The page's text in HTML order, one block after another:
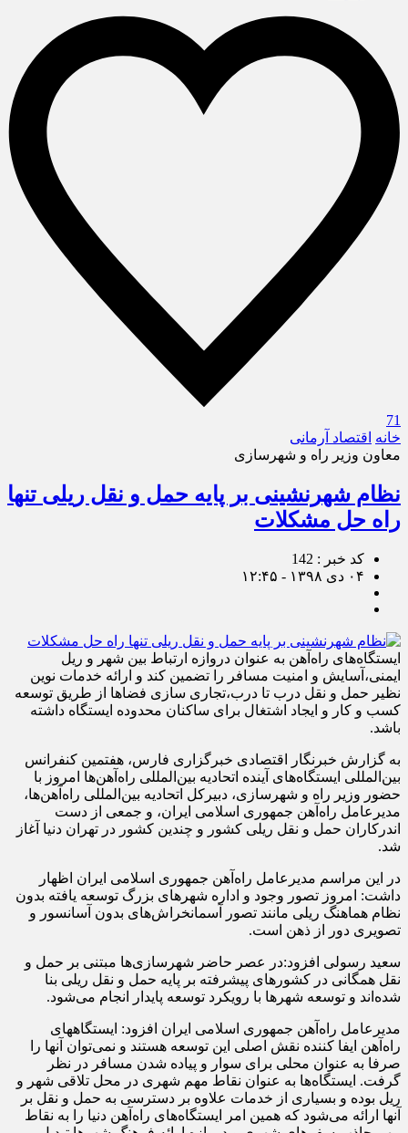
71
خانه اقتصاد آرمانی
معاون وزیر راه و شهرسازی
نظام شهرنشینی بر پایه حمل و نقل ریلی تنها
راه‌ حل مشکلات
کد خبر : 142
۰۴ دی ۱۳۹۸ - ۱۲:۴۵
ایستگاه‌های راه‌آهن به عنوان دروازه ارتباط بین شهر و ریل
ایمنی،‌آسایش و امنیت مسافر را تضمین کند و ارائه خدمات نوین
نظیر حمل و نقل درب تا درب،‌تجاری سازی فضاها از طریق توسعه
کسب و کار و ایجاد اشتغال برای ساکنان محدوده ایستگاه داشته
باشد.
به گزارش خبرنگار اقتصادی خبرگزاری فارس، هفتمین کنفرانس
بین‌المللی ایستگاه‌های آینده اتحادیه بین‌المللی راه‌آهن‌ها امروز با
حضور وزیر راه و شهرسازی، دبیرکل اتحادیه بین‌المللی راه‌آهن‌ها،
مدیرعامل راه‌آهن جمهوری اسلامی ایران، و جمعی از دست
اندرکاران حمل و نقل ریلی کشور و چندین کشور در تهران دنیا آغاز
شد.
در این مراسم مدیرعامل راه‌آهن جمهوری اسلامی ایران اظهار
داشت: امروز تصور وجود و اداره شهرهای بزرگ توسعه یافته بدون
نظام هماهنگ ریلی مانند تصور
آسمانخراش‌های بدون آسانسور و
تصویری دور از ذهن است.
سعید رسولی افزود:در عصر حاضر شهرسازی‌ها مبتنی بر حمل و
نقل همگانی در کشورهای پیشرفته بر پایه حمل و نقل ریلی بنا
شده‌اند و توسعه شهرها با رویکرد توسعه پایدار انجام می‌شود.
مدیرعامل راه‌آهن جمهوری اسلامی ایران افزود: ایستگاههای
راه‌آهن ایفا کننده نقش اصلی این توسعه هستند و نمی‌توان آنها را
صرفا به عنوان محلی برای سوار و پیاده شدن مسافر در نظر
گرفت. ایستگاه‌ها به عنوان نقاط مهم شهری در محل تلاقی شهر و
ریل بوده و بسیاری از خدمات علاوه بر دسترسی به حمل و نقل بر
آنها ارائه می‌شود که همین امر ایستگاه‌های راه‌آهن دنیا را به نقاط